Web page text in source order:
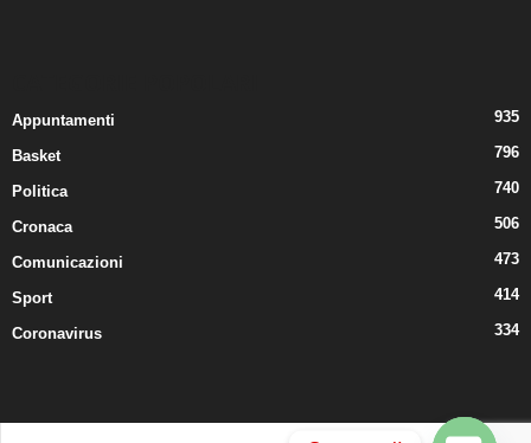
Appuntamenti 935
Basket 796
Politica 740
Cronaca 506
Comunicazioni 473
Sport 414
Coronavirus 334